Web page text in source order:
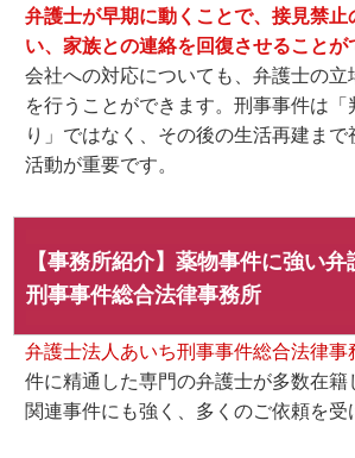
弁護士が早期に動くことで、接見禁
い、家族との連絡を回復させることが
会社への対応についても、弁護士の立
を行うことができます。刑事事件は
り」ではなく、その後の生活再建ま
活動が重要です。
【事務所紹介】薬物事件に強い
刑事事件総合法律事務所
弁護士法人あいち刑事事件総合法律事
件に精通した専門の弁護士が多数在
関連事件にも強く、多くのご依頼を受